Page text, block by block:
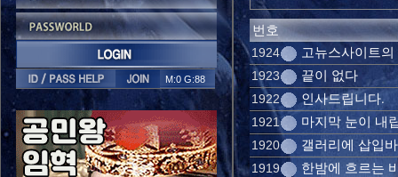
M:0 G:88
번호
1924 고뉴스사이트
1923 끝이 없다
1922 인사드립니다.
1921 마지막 눈이 내
1920 갤러리에 삽입
1919 한밤에 흐르는